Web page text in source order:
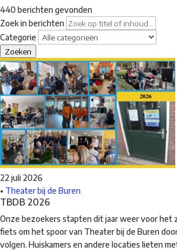
440 berichten gevonden
Zoek in berichten
Categorie
Zoeken
22 juli 2026
• Theater bij de Buren
TBDB 2026
Onze bezoekers stapten dit jaar weer voor het
fiets om het spoor van Theater bij de Buren
volgen. Huiskamers en andere locaties lieten